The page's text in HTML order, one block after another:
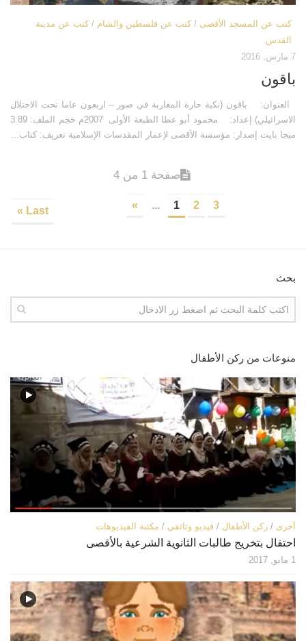
كتب عن المسجد الأقصى / كتب عن فلسطين والشام / كتب عن مدينة
القدس
7 مارس, 2016
باقون
العنوان: باقون (نكبة حارة المغاربة في صور – اربعون عاما تحت الاحتلال
الاسرائيلي) إعداد: محمود أبو عطا الطبعة الأولى 2007م حجم الملف: 3.89
ميجا بايت إصدار: مؤسسة الأقصى لإعمار المقدسات الإسلامية تعريف: كتاب...
صفحة 1 من 4
1 2 3
...
»
Last »
بحث
منوعات من ركن الأطفال
أخرى / ركن الأطفال / فيديو وثائقي / مكتبة الفيديوهات
احتفال بتخريج طالبات الثانوية الشرعية بالأقصى
1 مايو, 2017